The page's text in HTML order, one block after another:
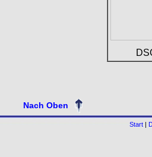
Nach Oben
Start|